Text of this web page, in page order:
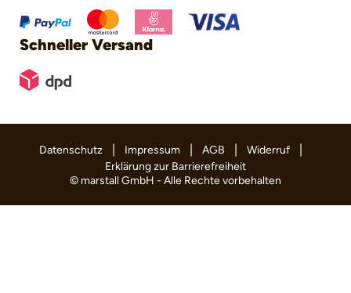
Schneller Versand
© marstall GmbH - Alle Rechte vorbehalten
Datenschutz | Impressum | AGB | Widerruf |
Erklärung zur Barrierefreiheit